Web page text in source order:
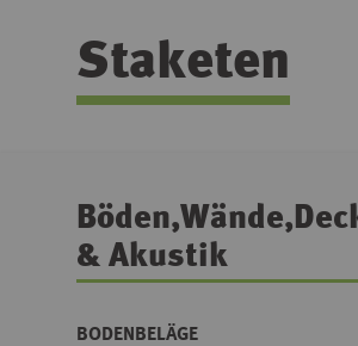
Staketen
& Akustik
BODENBELÄGE